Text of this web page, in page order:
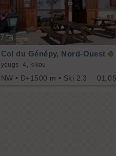
7
Col du Génépy, Nord-Ouest
yougs_4, kikou
NW • D+1500 m • Ski 2.3